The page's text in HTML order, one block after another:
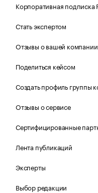
Корпоративная подписка
Стать экспертом
Отзывы о вашей компании
Поделиться кейсом
Создать профиль группы
Отзывы о сервисе
Сертифицированные
Лента публикаций
Эксперты
Выбор редакции